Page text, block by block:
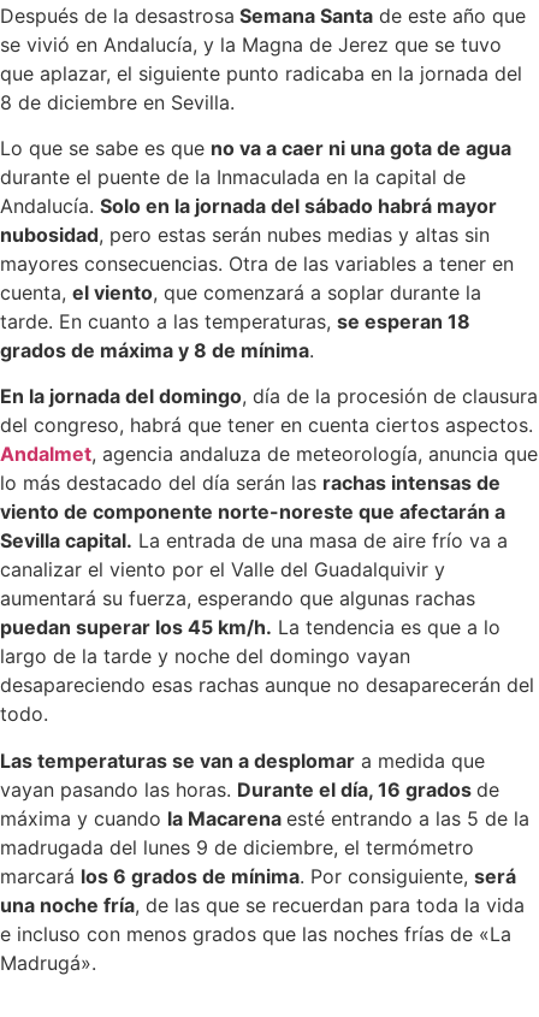
Después de la desastrosa Semana Santa de este año que
se vivió en Andalucía, y la Magna de Jerez que se tuvo
que aplazar, el siguiente punto radicaba en la jornada del
8 de diciembre en Sevilla.
Lo que se sabe es que no va a caer ni una gota de agua
durante el puente de la Inmaculada en la capital de
Andalucía. Solo en la jornada del sábado habrá mayor
nubosidad, pero estas serán nubes medias y altas sin
mayores consecuencias. Otra de las variables a tener en
cuenta, el viento, que comenzará a soplar durante la
tarde. En cuanto a las temperaturas, se esperan 18
grados de máxima y 8 de mínima.
En la jornada del domingo, día de la procesión de clausura
del congreso, habrá que tener en cuenta ciertos aspectos.
Andalmet, agencia andaluza de meteorología, anuncia que
lo más destacado del día serán las rachas intensas de
viento de componente norte-noreste que afectarán a
Sevilla capital. La entrada de una masa de aire frío va a
canalizar el viento por el Valle del Guadalquivir y
aumentará su fuerza, esperando que algunas rachas
puedan superar los 45 km/h. La tendencia es que a lo
largo de la tarde y noche del domingo vayan
desapareciendo esas rachas aunque no desaparecerán del
todo.
Las temperaturas se van a desplomar a medida que
vayan pasando las horas. Durante el día, 16 grados de
máxima y cuando la Macarena esté entrando a las 5 de la
madrugada del lunes 9 de diciembre, el termómetro
marcará los 6 grados de mínima. Por consiguiente, será
una noche fría, de las que se recuerdan para toda la vida
e incluso con menos grados que las noches frías de «La
Madrugá».